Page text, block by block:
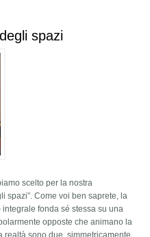
spazi
scelto per la nostra
spazi”. Come voi ben saprete, la
fonda sé stessa su una
opposte che animano la